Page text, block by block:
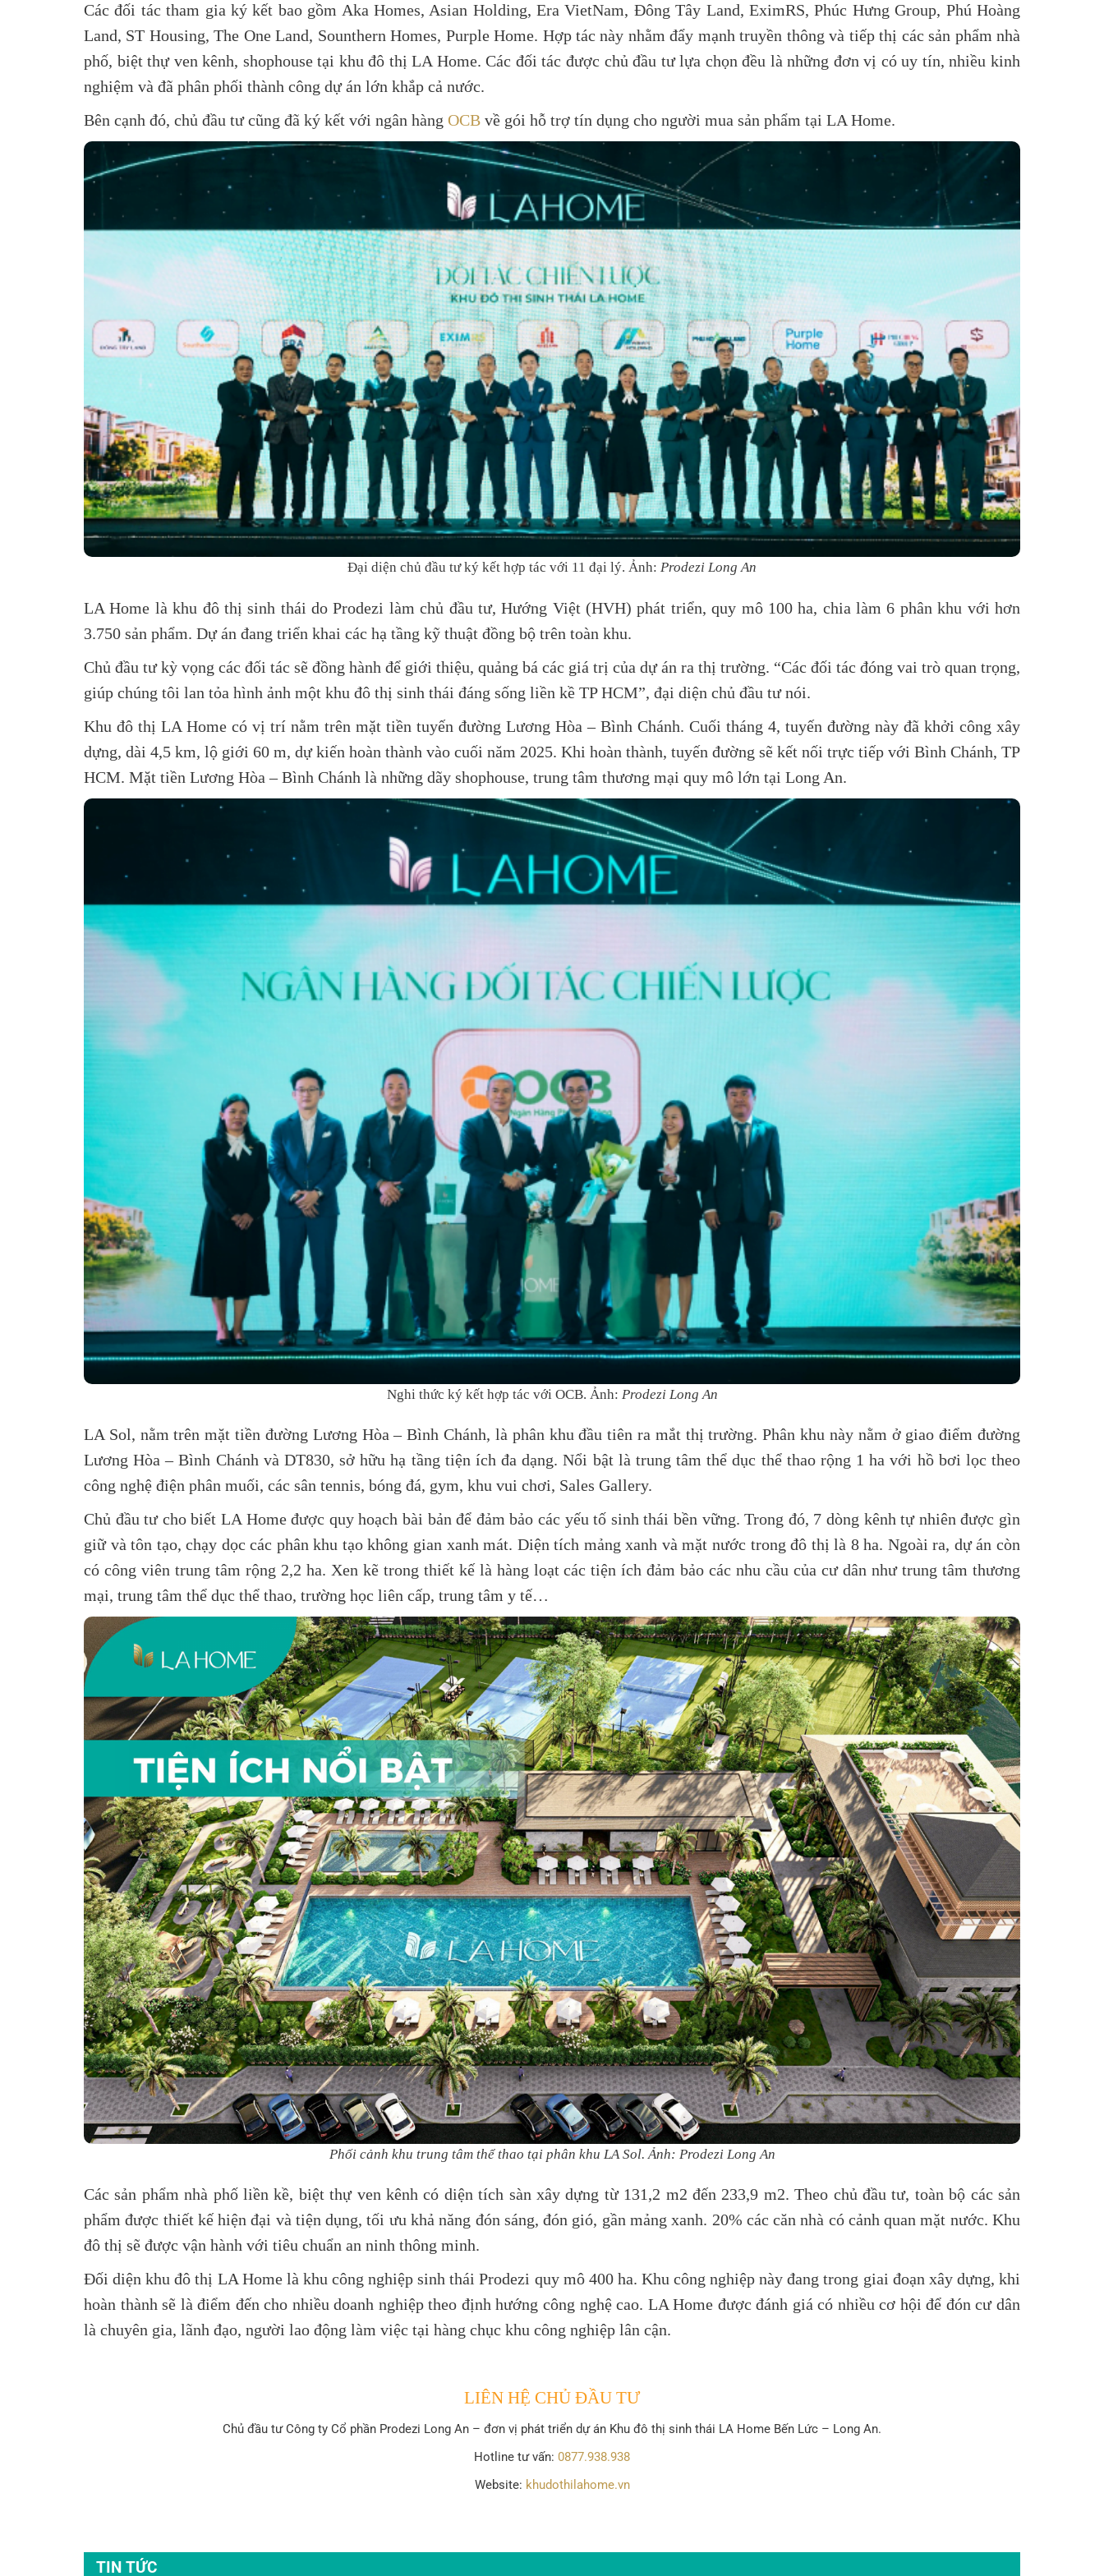
Các đối tác tham gia ký kết bao gồm Aka Homes, Asian Holding, Era VietNam, Đông Tây Land, EximRS, Phúc Hưng Group, Phú Hoàng
Land, ST Housing, The One Land, Sounthern Homes, Purple Home. Hợp tác này nhằm đẩy mạnh truyền thông và tiếp thị các sản phẩm nhà
phố, biệt thự ven kênh, shophouse tại khu đô thị LA Home. Các đối tác được chủ đầu tư lựa chọn đều là những đơn vị có uy tín, nhiều kinh
nghiệm và đã phân phối thành công dự án lớn khắp cả nước.
Bên cạnh đó, chủ đầu tư cũng đã ký kết với ngân hàng OCB về gói hỗ trợ tín dụng cho người mua sản phẩm tại LA Home.
Đại diện chủ đầu tư ký kết hợp tác với 11 đại lý. Ảnh: Prodezi Long An
LA Home là khu đô thị sinh thái do Prodezi làm chủ đầu tư, Hướng Việt (HVH) phát triển, quy mô 100 ha, chia làm 6 phân khu với hơn
3.750 sản phẩm. Dự án đang triển khai các hạ tầng kỹ thuật đồng bộ trên toàn khu.
Chủ đầu tư kỳ vọng các đối tác sẽ đồng hành để giới thiệu, quảng bá các giá trị của dự án ra thị trường. “Các đối tác đóng vai trò quan trọng,
giúp chúng tôi lan tỏa hình ảnh một khu đô thị sinh thái đáng sống liền kề TP HCM”, đại diện chủ đầu tư nói.
Khu đô thị LA Home có vị trí nằm trên mặt tiền tuyến đường Lương Hòa – Bình Chánh. Cuối tháng 4, tuyến đường này đã khởi công xây
dựng, dài 4,5 km, lộ giới 60 m, dự kiến hoàn thành vào cuối năm 2025. Khi hoàn thành, tuyến đường sẽ kết nối trực tiếp với Bình Chánh, TP
HCM. Mặt tiền Lương Hòa – Bình Chánh là những dãy shophouse, trung tâm thương mại quy mô lớn tại Long An.
Nghi thức ký kết hợp tác với OCB. Ảnh: Prodezi Long An
LA Sol, nằm trên mặt tiền đường Lương Hòa – Bình Chánh, là phân khu đầu tiên ra mắt thị trường. Phân khu này nằm ở giao điểm đường
Lương Hòa – Bình Chánh và DT830, sở hữu hạ tầng tiện ích đa dạng. Nổi bật là trung tâm thể dục thể thao rộng 1 ha với hồ bơi lọc theo
công nghệ điện phân muối, các sân tennis, bóng đá, gym, khu vui chơi, Sales Gallery.
Chủ đầu tư cho biết LA Home được quy hoạch bài bản để đảm bảo các yếu tố sinh thái bền vững. Trong đó, 7 dòng kênh tự nhiên được gìn
giữ và tôn tạo, chạy dọc các phân khu tạo không gian xanh mát. Diện tích mảng xanh và mặt nước trong đô thị là 8 ha. Ngoài ra, dự án còn
có công viên trung tâm rộng 2,2 ha. Xen kẽ trong thiết kế là hàng loạt các tiện ích đảm bảo các nhu cầu của cư dân như trung tâm thương
mại, trung tâm thể dục thể thao, trường học liên cấp, trung tâm y tế…
Phối cảnh khu trung tâm thể thao tại phân khu LA Sol. Ảnh: Prodezi Long An
Các sản phẩm nhà phố liền kề, biệt thự ven kênh có diện tích sàn xây dựng từ 131,2 m2 đến 233,9 m2. Theo chủ đầu tư, toàn bộ các sản
phẩm được thiết kế hiện đại và tiện dụng, tối ưu khả năng đón sáng, đón gió, gần mảng xanh. 20% các căn nhà có cảnh quan mặt nước. Khu
đô thị sẽ được vận hành với tiêu chuẩn an ninh thông minh.
Đối diện khu đô thị LA Home là khu công nghiệp sinh thái Prodezi quy mô 400 ha. Khu công nghiệp này đang trong giai đoạn xây dựng, khi
hoàn thành sẽ là điểm đến cho nhiều doanh nghiệp theo định hướng công nghệ cao. LA Home được đánh giá có nhiều cơ hội để đón cư dân
là chuyên gia, lãnh đạo, người lao động làm việc tại hàng chục khu công nghiệp lân cận.
LIÊN HỆ CHỦ ĐẦU TƯ
Chủ đầu tưCông ty Cổ phần Prodezi Long An – đơn vị phát triển dự án Khu đô thị sinh thái LA Home Bến Lức – Long An.
Hotline tư vấn: 0877.938.938
Website: khudothilahome.vn
TIN TỨC